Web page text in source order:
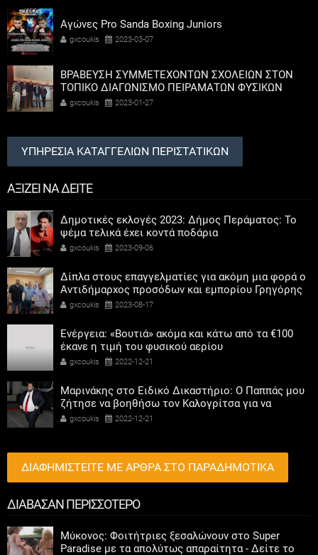
Αγώνες Pro Sanda Boxing Juniors
gxcoukis 2023-03-07
ΒΡΑΒΕΥΣΗ ΣΥΜΜΕΤΕΧΟΝΤΩΝ ΣΧΟΛΕΙΩΝ ΣΤΟΝ
ΤΟΠΙΚΟ ΔΙΑΓΩΝΙΣΜΟ ΠΕΙΡΑΜΑΤΩΝ ΦΥΣΙΚΩΝ
ΕΠΙΣΤΗΜΩΝ
gxcoukis 2023-01-27
ΥΠΗΡΕΣΙΑ ΚΑΤΑΓΓΕΛΙΩΝ ΠΕΡΙΣΤΑΤΙΚΩΝ
ΑΞΙΖΕΙ ΝΑ ΔΕΙΤΕ
Δημοτικές εκλογές 2023: Δήμος Περάματος: Το
ψέμα τελικά έχει κοντά ποδάρια
gxcoukis 2023-09-06
Δίπλα στους επαγγελματίες για ακόμη μια φορά ο
Αντιδήμαρχος προσόδων και εμπορίου Γρηγόρης
Καψοκόλης
gxcoukis 2023-08-17
Ενέργεια: «Βουτιά» ακόμα και κάτω από τα €100
έκανε η τιμή του φυσικού αερίου
gxcoukis 2022-12-21
Μαρινάκης στο Ειδικό Δικαστήριο: Ο Παππάς μου
ζήτησε να βοηθήσω τον Καλογρίτσα για να
αποκτήσει σταθμό ο ΣΥΡΙΖΑ
gxcoukis 2022-12-21
ΔΙΑΦΗΜΙΣΤΕΙΤΕ ΜΕ ΑΡΘΡΑ ΣΤΟ ΠΑΡΑΔΗΜΟΤΙΚΑ
ΔΙΑΒΑΣΑΝ ΠΕΡΙΣΣΟΤΕΡΟ
Μύκονος: Φοιτήτριες ξεσαλώνουν στο Super
Paradise με τα απολύτως απαραίτητα - Δείτε το